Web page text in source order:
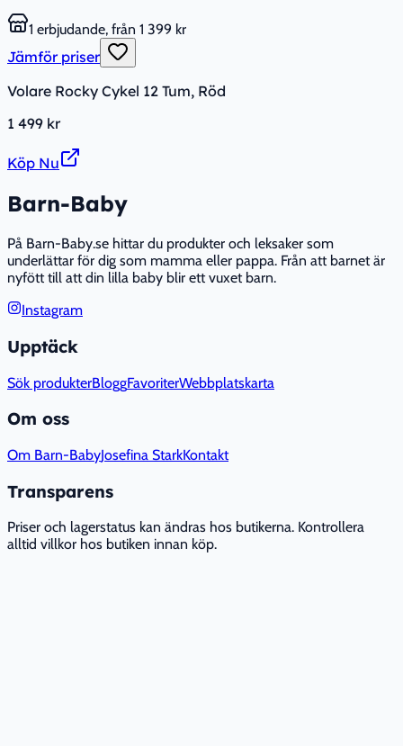
1 erbjudande, från 1 399 kr
Jämför priser
Volare Rocky Cykel 12 Tum, Röd
1 499 kr
Köp Nu
Barn-Baby
På Barn-Baby.se hittar du produkter och leksaker som
underlättar för dig som mamma eller pappa. Från att barnet är
nyfött till att din lilla baby blir ett vuxet barn.
Instagram
Upptäck
Sök produkterBloggFavoriterWebbplatskarta
Om oss
Om Barn-BabyJosefina StarkKontakt
Transparens
Priser och lagerstatus kan ändras hos butikerna. Kontrollera
alltid villkor hos butiken innan köp.